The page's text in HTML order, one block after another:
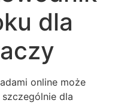
dla
online może
dla